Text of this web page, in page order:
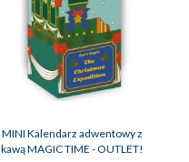
MINI Kalendarz adwentowy z
kawą MAGIC TIME - OUTLET!